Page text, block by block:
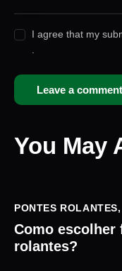
I agree that my
.
You May
PONTES ROLANTES,
Como escolher
rolantes?